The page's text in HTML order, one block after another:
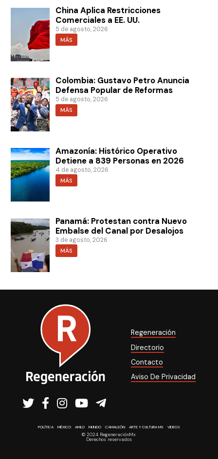
China Aplica Restricciones
Comerciales a EE. UU.
5 de agosto, 2026
MÁS
Colombia: Gustavo Petro Anuncia
Defensa Popular de Reformas
5 de agosto, 2026
MÁS
Amazonía: Histórico Operativo
Detiene a 839 Personas en 2026
4 de agosto, 2026
MÁS
Panamá: Protestan contra Nuevo
Embalse del Canal por Desalojos
3 de agosto, 2026
MÁS
Regeneración
Directorio
Contacto
Aviso De Privacidad
POLÍTICA MÉXICO AMLO MUNDO CAMALEÓN ARTE Y CULTURA MX VIDEOS
© 2024 RegeneraciónMx
Derechos reservados